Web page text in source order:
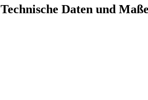
Technische Daten und Maße